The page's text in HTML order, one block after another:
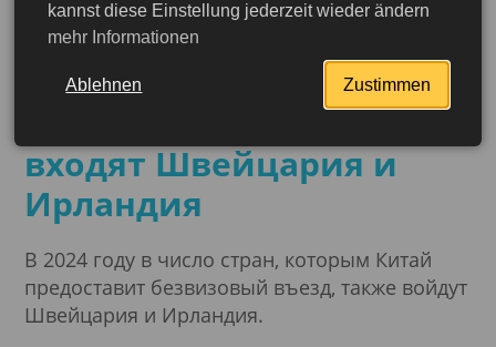
Китай расширяет список
стран с безвизовым
режимом: Теперь в него
входят Швейцария и
Ирландия
В 2024 году в число стран, которым Китай
предоставит безвизовый въезд, также войдут
Швейцария и Ирландия.
kannst diese Einstellung jederzeit wieder ändern
mehr Informationen
Ablehnen Zustimmen